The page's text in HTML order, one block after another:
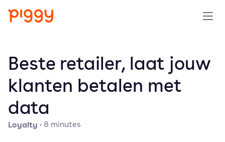
Resources
Pricing
Loyalty · 8 minutes
Beste retailer, laat jouw
klanten betalen met
data